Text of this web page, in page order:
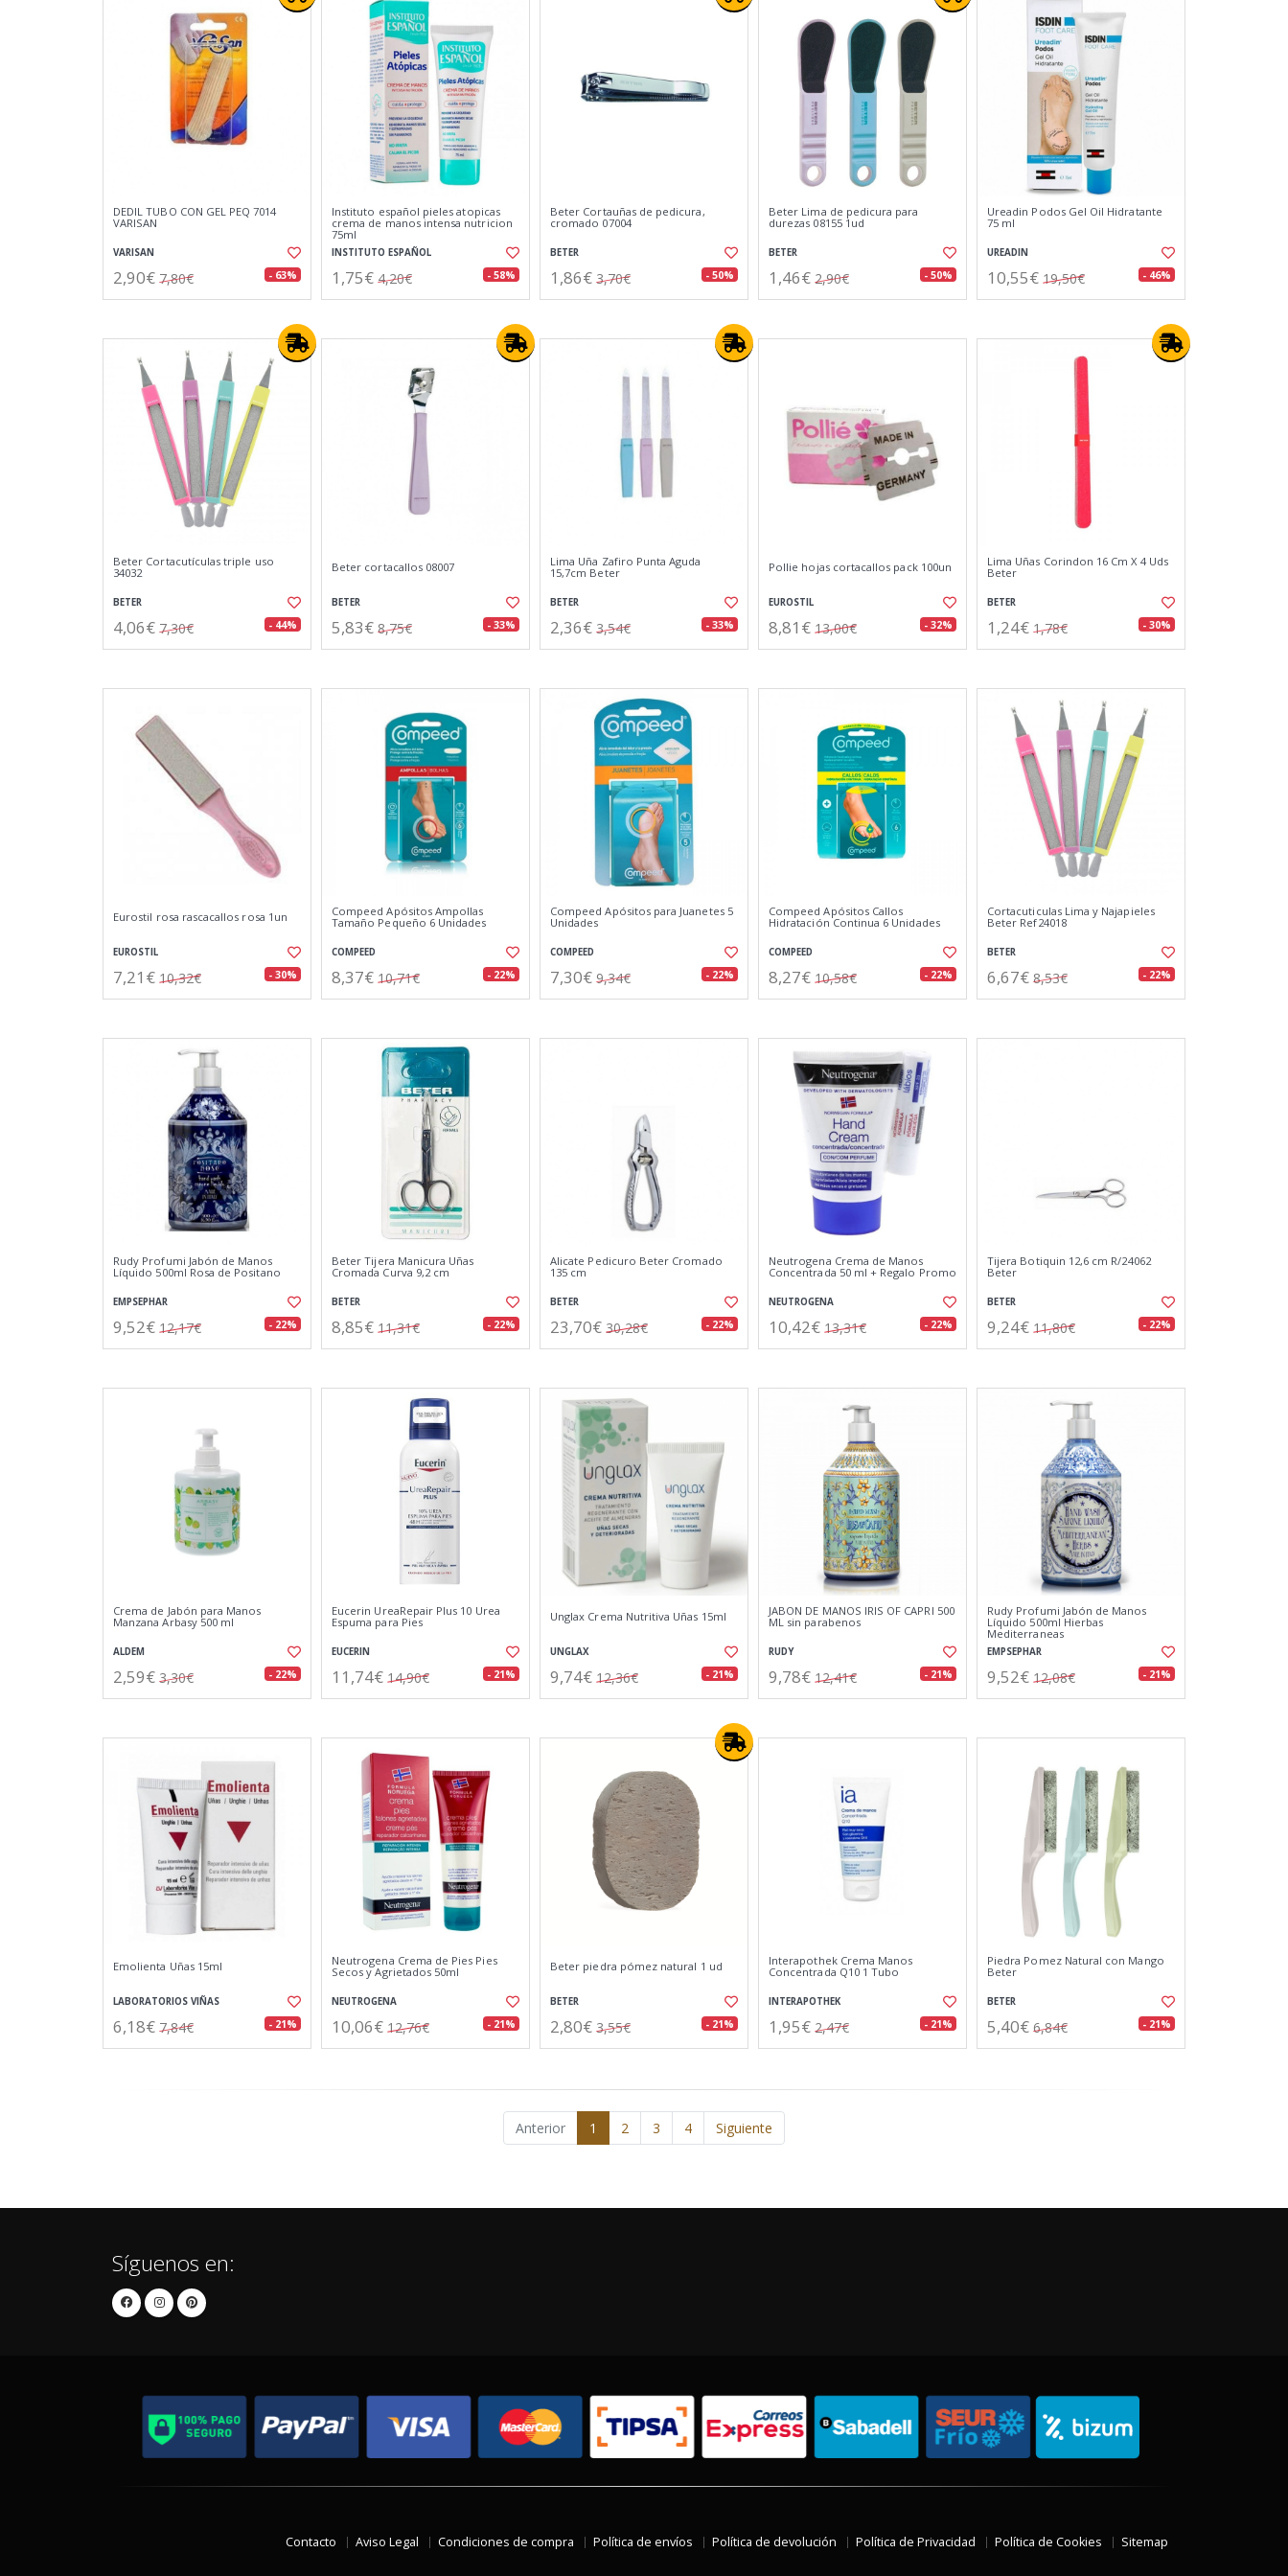
DEDIL TUBO CON GEL PEQ 7014
VARISAN
VARISAN
2,90€ 7,80€ - 63%
Instituto español pieles atopicas
crema de manos intensa nutricion
75ml
INSTITUTO ESPAÑOL
1,75€ 4,20€ - 58%
Beter Cortauñas de pedicura,
cromado 07004
BETER
1,86€ 3,70€ - 50%
Beter Lima de pedicura para
durezas 08155 1ud
BETER
1,46€ 2,90€ - 50%
Ureadin Podos Gel Oil Hidratante
75 ml
UREADIN
10,55€ 19,50€ - 46%
Beter Cortacutículas triple uso
34032
BETER
4,06€ 7,30€ - 44%
Beter cortacallos 08007
BETER
5,83€ 8,75€ - 33%
Lima Uña Zafiro Punta Aguda
15,7cm Beter
BETER
2,36€ 3,54€ - 33%
Pollie hojas cortacallos pack 100un
EUROSTIL
8,81€ 13,00€ - 32%
Lima Uñas Corindon 16 Cm X 4 Uds
Beter
BETER
1,24€ 1,78€ - 30%
Eurostil rosa rascacallos rosa 1un
EUROSTIL
7,21€ 10,32€ - 30%
Compeed Apósitos Ampollas
Tamaño Pequeño 6 Unidades
COMPEED
8,37€ 10,71€ - 22%
Compeed Apósitos para Juanetes 5
Unidades
COMPEED
7,30€ 9,34€ - 22%
Compeed Apósitos Callos
Hidratación Continua 6 Unidades
COMPEED
8,27€ 10,58€ - 22%
Cortacuticulas Lima y Najapieles
Beter Ref24018
BETER
6,67€ 8,53€ - 22%
Rudy Profumi Jabón de Manos
Líquido 500ml Rosa de Positano
EMPSEPHAR
9,52€ 12,17€ - 22%
Beter Tijera Manicura Uñas
Cromada Curva 9,2 cm
BETER
8,85€ 11,31€ - 22%
Alicate Pedicuro Beter Cromado
135 cm
BETER
23,70€ 30,28€ - 22%
Neutrogena Crema de Manos
Concentrada 50 ml + Regalo Promo
NEUTROGENA
10,42€ 13,31€ - 22%
Tijera Botiquin 12,6 cm R/24062
Beter
BETER
9,24€ 11,80€ - 22%
Crema de Jabón para Manos
Manzana Arbasy 500 ml
ALDEM
2,59€ 3,30€ - 22%
Eucerin UreaRepair Plus 10 Urea
Espuma para Pies
EUCERIN
11,74€ 14,90€ - 21%
Unglax Crema Nutritiva Uñas 15ml
UNGLAX
9,74€ 12,36€ - 21%
JABON DE MANOS IRIS OF CAPRI 500
ML sin parabenos
RUDY
9,78€ 12,41€ - 21%
Rudy Profumi Jabón de Manos
Líquido 500ml Hierbas
Mediterraneas
EMPSEPHAR
9,52€ 12,08€ - 21%
Emolienta Uñas 15ml
LABORATORIOS VIÑAS
6,18€ 7,84€ - 21%
Neutrogena Crema de Pies Pies
Secos y Agrietados 50ml
NEUTROGENA
10,06€ 12,76€ - 21%
Beter piedra pómez natural 1 ud
BETER
2,80€ 3,55€ - 21%
Interapothek Crema Manos
Concentrada Q10 1 Tubo
INTERAPOTHEK
1,95€ 2,47€ - 21%
Piedra Pomez Natural con Mango
Beter
BETER
5,40€ 6,84€ - 21%
Anterior 1 2 3 4 Siguiente
Síguenos en:
Contacto Aviso Legal Condiciones de compra Política de envíos Política de devolución Política de Privacidad Política de Cookies Sitemap